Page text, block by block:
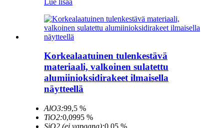
Korkealaatuinen tulenkestävä
materiaali, valkoinen sulatettu
alumiinioksidirakeet ilmaisella
näytteellä
AlO3:99,5 %
TiO2:0,0995 %
SiO2 (ei vapaana):0,05 %